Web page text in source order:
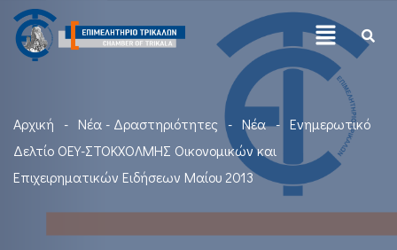
Αρχική Νέα - Δραστηριότητες Νέα
Ενημερωτικό
Δελτίο ΟΕΥ-ΣΤΟΚΧΟΛΜΗΣ Οικονομικών και
Επιχειρηματικών Ειδήσεων Μαίου 2013